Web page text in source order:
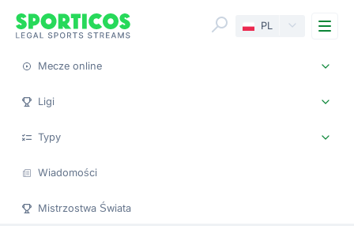
PL
Mecze online
Ligi
Typy
Wiadomości
Mistrzostwa Świata